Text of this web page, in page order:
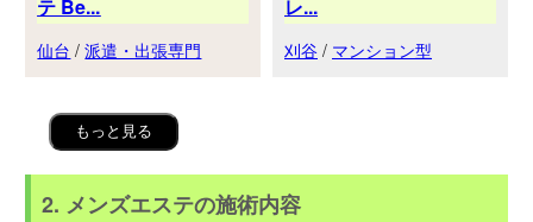
テ Be...
仙台 /派遣・出張専門
レ...
刈谷 / マンション型
もっと見る
2. メンズエステの施術内容